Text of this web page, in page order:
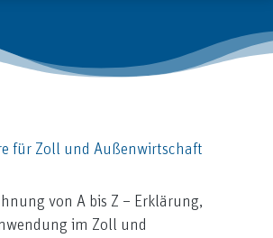
für Zoll und Außenwirtschaft
von A bis Z – Erklärung,
im Zoll und